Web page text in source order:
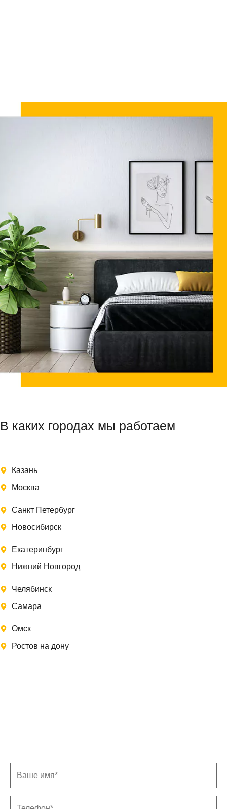
В каких городах мы работаем
Казань
Москва
Санкт Петербург
Новосибирск
Екатеринбург
Нижний Новгород
Челябинск
Самара
Омск
Ростов на дону